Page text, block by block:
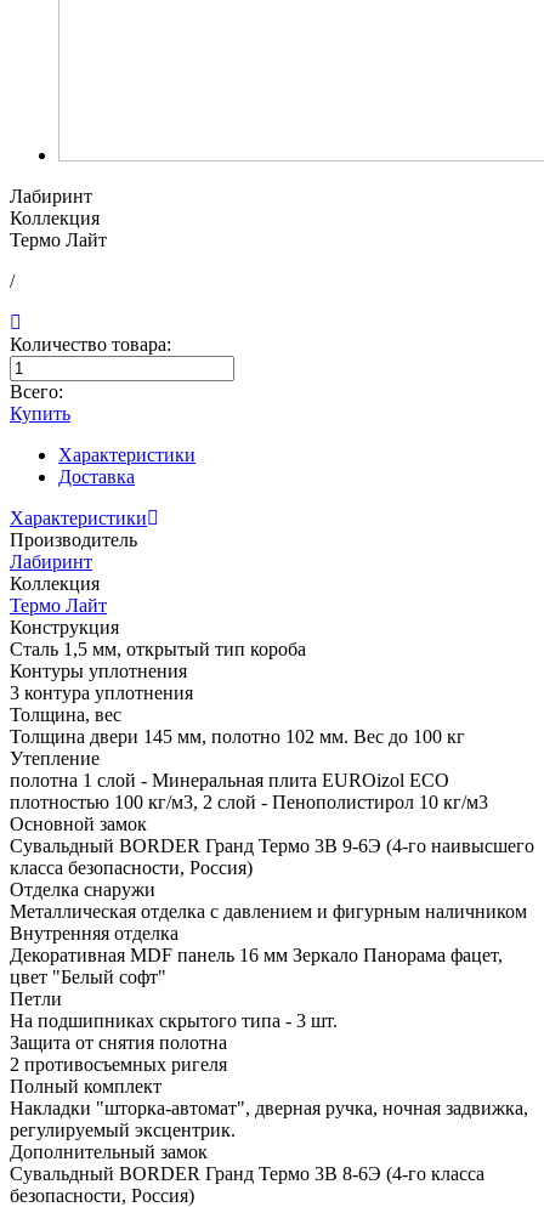
Лабиринт
Коллекция
Термо Лайт
/
Количество товара:
Всего:
Купить
Характеристики
Доставка
Характеристики
Производитель
Лабиринт
Коллекция
Термо Лайт
Конструкция
Сталь 1,5 мм, открытый тип короба
Контуры уплотнения
3 контура уплотнения
Толщина, вес
Толщина двери 145 мм, полотно 102 мм. Вес до 100 кг
Утепление
полотна 1 слой - Минеральная плита EUROizol ECO
плотностью 100 кг/м3, 2 слой - Пенополистирол 10 кг/м3
Основной замок
Сувальдный BORDER Гранд Термо 3В 9-6Э (4-го наивысшего
класса безопасности, Россия)
Отделка снаружи
Металлическая отделка с давлением и фигурным наличником
Внутренняя отделка
Декоративная MDF панель 16 мм Зеркало Панорама фацет,
цвет "Белый софт"
Петли
На подшипниках скрытого типа - 3 шт.
Защита от снятия полотна
2 противосъемных ригеля
Полный комплект
Накладки "шторка-автомат", дверная ручка, ночная задвижка,
регулируемый эксцентрик.
Дополнительный замок
Сувальдный BORDER Гранд Термо 3В 8-6Э (4-го класса
безопасности, Россия)